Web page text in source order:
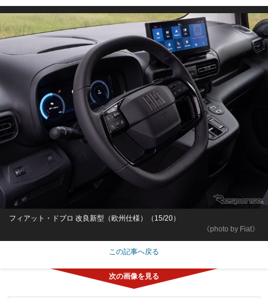
《photo by Fiat》
フィアット・ドブロ 改良新型（欧州仕様）（15/20）
この記事へ戻る